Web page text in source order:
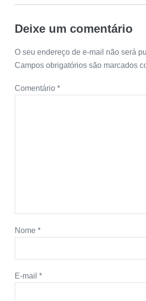
Deixe um comentário
O seu endereço de e-mail não será
Campos obrigatórios são marcados
Comentário *
Nome *
E-mail *